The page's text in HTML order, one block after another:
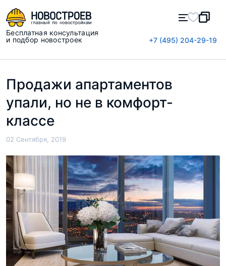
Бесплатная консультация
и подбор новостроек
+7 (495) 204-29-19
Продажи апартаментов
упали, но не в комфорт-
классе
02 Сентября, 2019